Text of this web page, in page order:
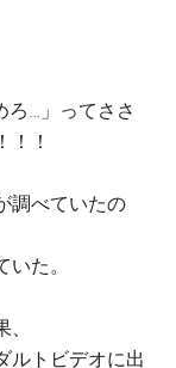
ろ…」ってささ
！！
調べていたの
た。
ルトビデオに出